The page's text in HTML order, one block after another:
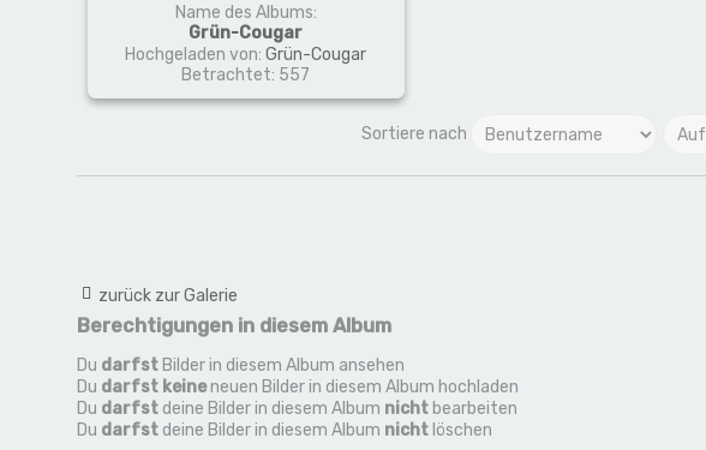
Name des Albums:
Grün-Cougar
Hochgeladen von:Grün-Cougar
Betrachtet: 557
Sortiere nach
zurück zur Galerie
Berechtigungen in diesem Album
Du darfstBilder in diesem Album ansehen
Du darfst keineneuen Bilder in diesem Album hochladen
Du darfstdeine Bilder in diesem Album nichtbearbeiten
Du darfstdeine Bilder in diesem Album nichtlöschen